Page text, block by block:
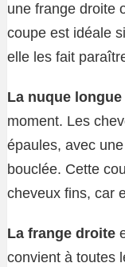
une frange droite
coupe est idéale
elle les fait
La nuque longue
moment. Les
épaules, avec
bouclée. Cette
cheveux fins, car
La frange droite
convient à toutes